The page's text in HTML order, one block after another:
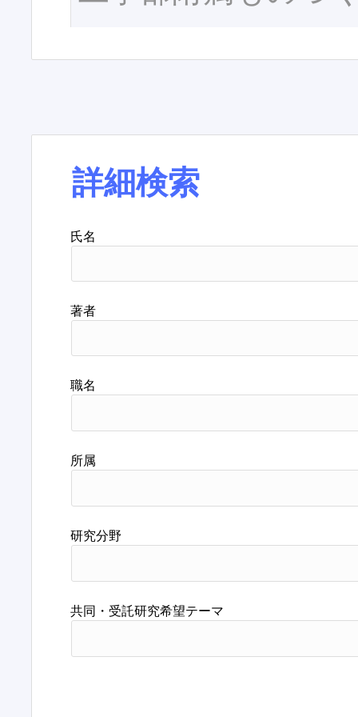
詳細検索
氏名
著者
職名
所属
研究分野
共同・受託研究希望テーマ